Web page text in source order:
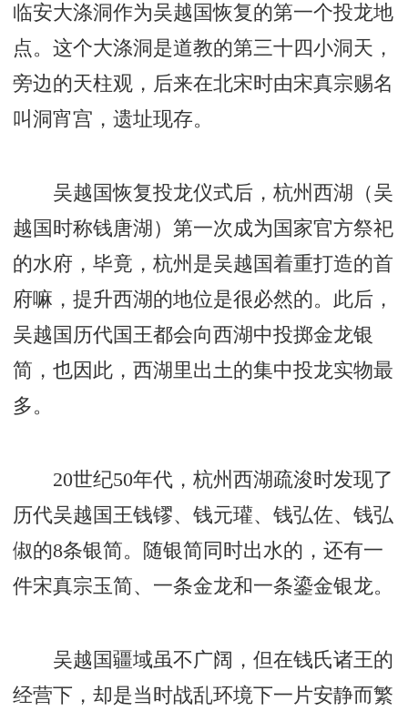
临安大涤洞作为吴越国恢复的第一个投龙地
点。这个大涤洞是道教的第三十四小洞天，
旁边的天柱观，后来在北宋时由宋真宗赐名
叫洞宵宫，遗址现存。
吴越国恢复投龙仪式后，杭州西湖（吴
越国时称钱唐湖）第一次成为国家官方祭祀
的水府，毕竟，杭州是吴越国着重打造的首
府嘛，提升西湖的地位是很必然的。此后，
吴越国历代国王都会向西湖中投掷金龙银
简，也因此，西湖里出土的集中投龙实物最
多。
20世纪50年代，杭州西湖疏浚时发现了
历代吴越国王钱镠、钱元瓘、钱弘佐、钱弘
俶的8条银简。随银简同时出水的，还有一
件宋真宗玉简、一条金龙和一条鎏金银龙。
吴越国疆域虽不广阔，但在钱氏诸王的
经营下，却是当时战乱环境下一片安静而繁